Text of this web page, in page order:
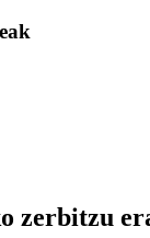
zerbitzu